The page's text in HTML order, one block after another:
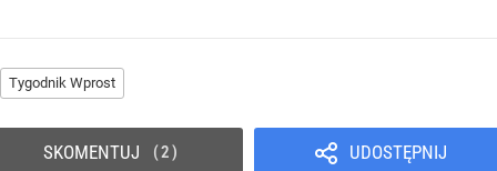
Tygodnik Wprost
UDOSTĘPNIJ
SKOMENTUJ 2